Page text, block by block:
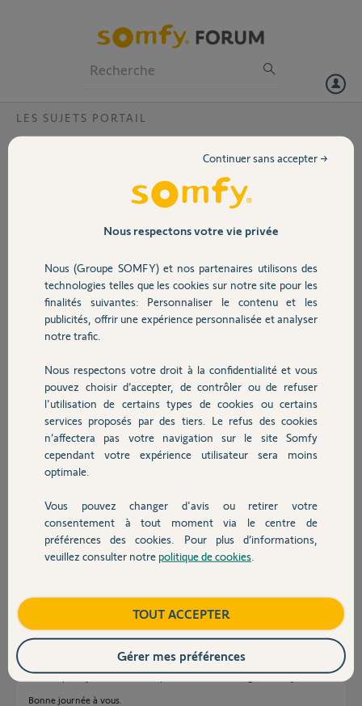
Volet
Sécurité
Domotique
Chauffage
Autres produits
Devis avec un pro
Contact
LES SUJETS PORTAIL
Motorisation portail 2 vanteaux coulissant
Bonjour,
Je souhaiterai motoriser
vanteaux.
Slidemoove 300
pourrais-je les
connecter/appareiller
pour n’avoir qu’une
télécommande pour ouvrir les 2 vanteaux? Si non quelle solution
Juliette P.
il y a environ 2 ans
Participer au fil de discussion
Réponses
Il vous faudra donc 2 kits moteurs plus 2 kits barres palpeuse radio.
Par contre j'ignore totalement comment se passera l'ouverture piéton et
surtout l'accostage en fermeture.
A votre place je contacterai un pro de la fermeture agréé Somfy.
Bonne journée à vous.
Nous respectons votre vie privée
Nous (Groupe SOMFY) et nos partenaires utilisons des
technologies telles que les cookies sur notre site pour les
finalités suivantes: Personnaliser le contenu et les
publicités, offrir une expérience personnalisée et analyser
notre trafic.
Nous respectons votre droit à la confidentialité et vous
pouvez choisir d’accepter, de contrôler ou de refuser
l'utilisation de certains types de cookies ou certains
services proposés par des tiers. Le refus des cookies
n’affectera pas votre navigation sur le site Somfy
cependant votre expérience utilisateur sera moins
optimale.
Vous pouvez changer d'avis ou retirer votre
consentement à tout moment via le centre de
préférences des cookies. Pour plus d’informations,
veuillez consulter notre politique de cookies
Continuer sans accepter →
TOUT ACCEPTER
Gérer mes préférences